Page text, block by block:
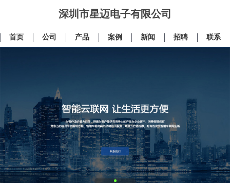
深圳市星迈电子有限公司
首页 公司 产品 案例 新闻 招聘 联系